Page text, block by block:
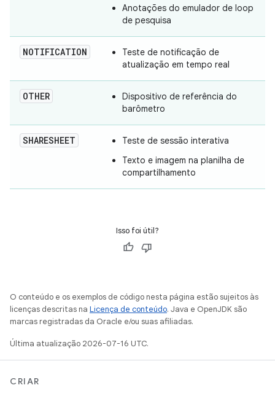
Anotações do emulador de loop
de pesquisa
NOTIFICATION
Teste de notificação de
atualização em tempo real
OTHER
Dispositivo de referência do
barômetro
SHARESHEET
Teste de sessão interativa
Texto e imagem na planilha de
compartilhamento
Isso foi útil?
O conteúdo e os exemplos de código nesta página estão sujeitos às
licenças descritas na Licença de conteúdo. Java e OpenJDK são
marcas registradas da Oracle e/ou suas afiliadas.
Última atualização 2026-07-16 UTC.
CRIAR